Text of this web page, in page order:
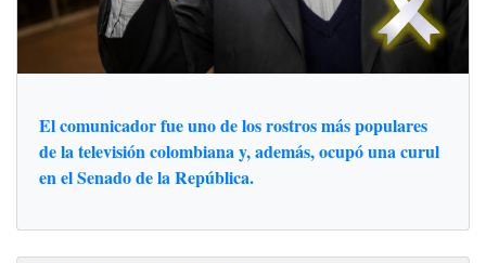
El comunicador fue uno de los rostros más populares
de la televisión colombiana y, además, ocupó una curul
en el Senado de la República.